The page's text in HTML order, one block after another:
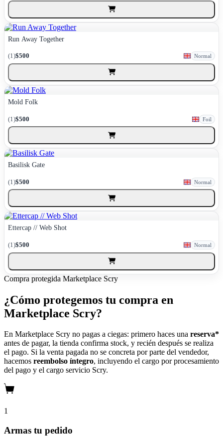
Run Away Together
(1)$500 Normal
Mold Folk
(1)$500 Foil
Basilisk Gate
(1)$500 Normal
Ettercap // Web Shot
(1)$500 Normal
Compra protegida Marketplace Scry
¿Cómo protegemos tu compra en
Marketplace Scry?
En Marketplace Scry no pagas a ciegas: primero haces una reserva*
antes de pagar, la tienda confirma stock, y recién después se realiza
el pago. Si la venta pagada no se concreta por parte del vendedor,
hacemos reembolso íntegro, incluyendo el cargo por procesamiento
del pago y el cargo servicio Scry.
1
Armas tu pedido